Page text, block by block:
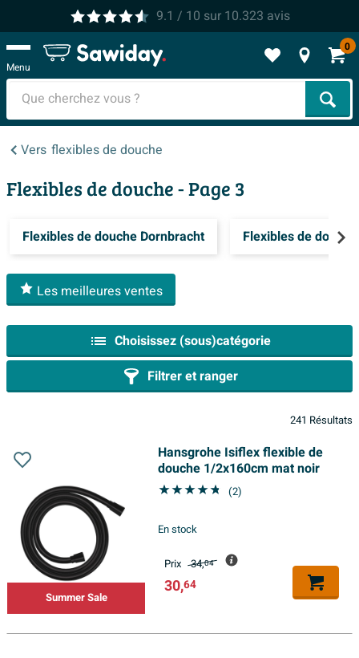
9.1 / 10 sur 10.323 avis
Menu
0
Vers flexibles de douche
Flexibles de douche- Page 3
Flexibles de douche Dornbracht Flexibles de
Les meilleures ventes
Choisissez (sous)catégorie
Filtrer et ranger
241 Résultats
Summer Sale
Hansgrohe Isiflex flexible de
douche 1/2x160cm mat noir
(2)
En stock
Prix 34,04
30,64